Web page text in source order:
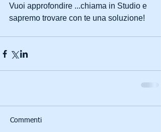
Vuoi approfondire ...chiama in Studio e
sapremo trovare con te una soluzione!
Commenti